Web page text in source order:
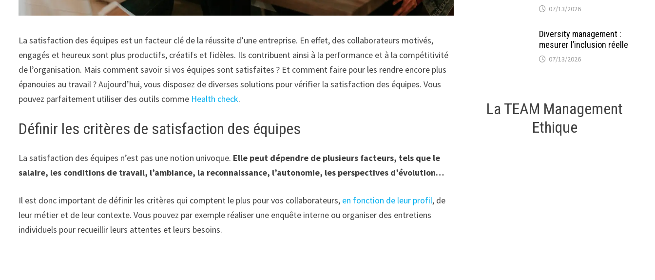
La satisfaction des équipes est un facteur clé de la réussite d’une entreprise. En effet, des collaborateurs motivés,
engagés et heureux sont plus productifs, créatifs et fidèles. Ils contribuent ainsi à la performance et à la compétitivité
de l’organisation. Mais comment savoir si vos équipes sont satisfaites ? Et comment faire pour les rendre encore plus
épanouies au travail ? Aujourd’hui, vous disposez de diverses solutions pour vérifier la satisfaction des équipes. Vous
pouvez parfaitement utiliser des outils comme Health check.
Définir les critères de satisfaction des équipes
La satisfaction des équipes n’est pas une notion univoque. Elle peut dépendre de plusieurs facteurs, tels que le
salaire, les conditions de travail, l’ambiance, la reconnaissance, l’autonomie, les perspectives d’évolution…
Il est donc important de définir les critères qui comptent le plus pour vos collaborateurs, en fonction de leur profil, de
leur métier et de leur contexte. Vous pouvez par exemple réaliser une enquête interne ou organiser des entretiens
individuels pour recueillir leurs attentes et leurs besoins.
07/13/2026
Diversity management :
mesurer l’inclusion réelle
07/13/2026
La TEAM Management
Ethique